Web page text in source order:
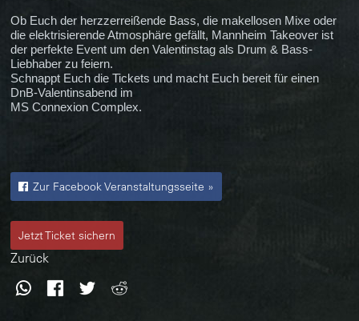
Ob Euch der herzzerreißende Bass, die makellosen Mixe oder
die elektrisierende Atmosphäre gefällt, Mannheim Takeover ist
der perfekte Event um den Valentinstag als Drum & Bass-
Liebhaber zu feiern.
Schnappt Euch die Tickets und macht Euch bereit für einen
DnB-Valentinsabend im
MS Connexion Complex.
Zur Facebook Veranstaltungsseite »
Jetzt Ticket sichern
Zurück
WhatsAppFacebook
Twitter